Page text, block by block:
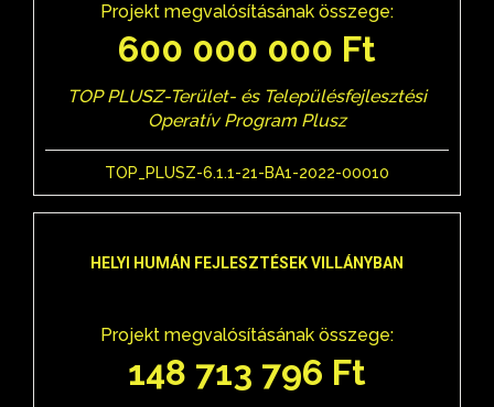
Projekt megvalósításának összege:
600 000 000 Ft
TOP PLUSZ-Terület- és Településfejlesztési
Operatív Program Plusz
TOP_PLUSZ-6.1.1-21-BA1-2022-00010
HELYI HUMÁN FEJLESZTÉSEK VILLÁNYBAN
Projekt megvalósításának összege:
148 713 796 Ft